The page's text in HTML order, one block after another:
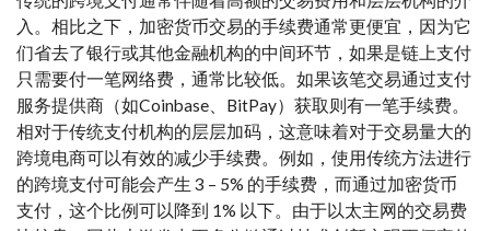
入。相比之下，加密货币交易的手续费通常更便宜，因为它
们省去了银行或其他金融机构的中间环节，如果是链上支付
只需要付一笔网络费，通常比较低。如果该笔交易通过支付
服务提供商（如Coinbase、BitPay）获取则有一笔手续费。
相对于传统支付机构的层层加码，这意味着对于交易量大的
跨境电商可以有效的减少手续费。例如，使用传统方法进行
的跨境支付可能会产生 3 – 5% 的手续费，而通过加密货币
支付，这个比例可以降到 1% 以下。由于以太主网的交易费